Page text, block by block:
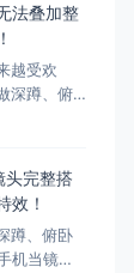
接开播 这
直接使
法叠加整
越受欢
深蹲、俯
，这类
决方案——
播面临的
头完整搭
效！
蹲、俯卧
机当镜